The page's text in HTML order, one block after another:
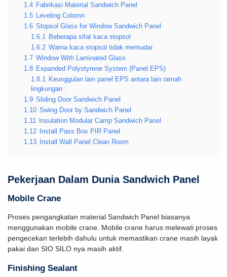
1.4 Fabrikasi Material Sandwich Panel
1.5 Leveling Colomn
1.6 Stopsol Glass for Window Sandwich Panel
1.6.1 Beberapa sifat kaca stopsol
1.6.2 Warna kaca stopsol tidak memudar
1.7 Window With Laminated Glass
1.8 Expanded Polystyrene System (Panel EPS)
1.8.1 Keunggulan lain panel EPS antara lain ramah
lingkungan :
1.9 Sliding Door Sandwich Panel
1.10 Swing Door by Sandwich Panel
1.11
Insulation Modular Camp Sandwich Panel
1.12
Install Pass Box PIR Panel
1.13
Install Wall Panel Clean Room
Pekerjaan Dalam Dunia Sandwich Panel
Mobile Crane
Proses pengangkatan material Sandwich Panel biasanya
menggunakan mobile crane. Mobile crane harus melewati proses
pengecekan terlebih dahulu untuk memastikan crane masih layak
pakai dan SIO SILO nya masih aktif.
Finishing Sealant